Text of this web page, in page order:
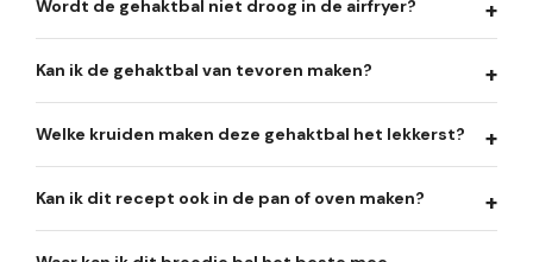
Wordt de gehaktbal niet droog in de airfryer?
Kan ik de gehaktbal van tevoren maken?
Welke kruiden maken deze gehaktbal het lekkerst?
Kan ik dit recept ook in de pan of oven maken?